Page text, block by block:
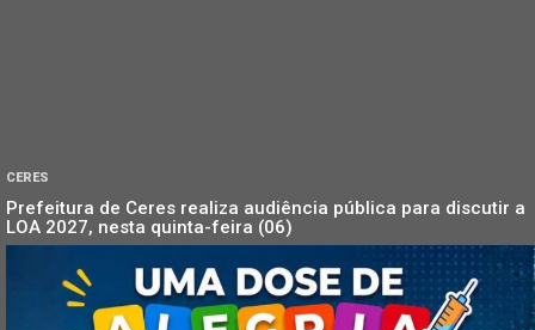
CERES
Prefeitura de Ceres realiza audiência pública para discutir a
LOA 2027, nesta quinta-feira (06)